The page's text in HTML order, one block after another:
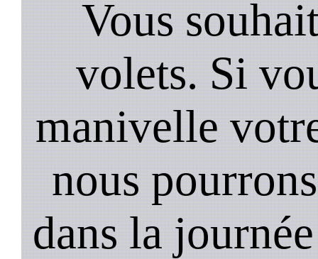
Vous
volets. Si
manivelle
nous
dans la